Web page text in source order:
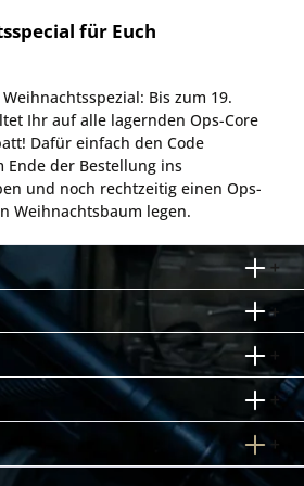
für Euch
Weihnachtsspezial: Bis zum 19.
Ihr auf alle lagernden Ops-Core
Dafür einfach den Code
Ende der Bestellung ins
und noch rechtzeitig einen Ops-
Weihnachtsbaum legen.